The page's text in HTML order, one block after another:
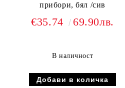
прибори, бял /сив
€35.74 69.90лв.
В наличност